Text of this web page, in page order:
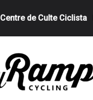
Centre de Culte Ciclista